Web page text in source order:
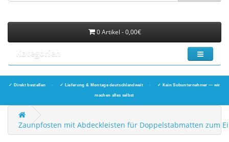
0 Artikel - 0,00€
Kategorien
✓ Direkt bestellen · ✓ Lieferung & Montage deutschlandweit · ✓ Kein Subunternehmer — wir
machen alles selbst
Zaunpfosten mit Abdeckleisten für Doppelstabmatten zum